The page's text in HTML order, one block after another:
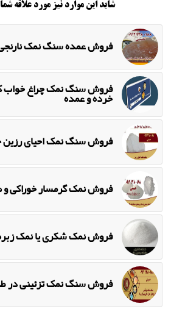
شاید این موارد نیز مورد علاقه
فروش عمده سنگ نمک
فروش سنگ نمک چراغ خواب
خرده و عمده
فروش سنگ نمک احیای رزین
فروش نمک گرمسار خوراکی
فروش نمک شکری یا نمک
فروش سنگ نمک تزئینی در